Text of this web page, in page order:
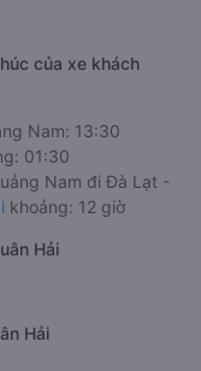
của xe khách
Nam: 13:30
01:30
Nam đi Đà Lạt -
khoảng: 12 giờ
Hải
Hải